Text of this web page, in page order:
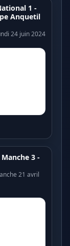
1 -
Anquetil
24 juin 2024
3 -
21 avril